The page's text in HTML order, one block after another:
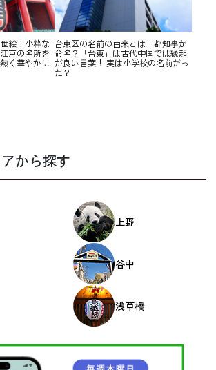
絵！小粋な
戸の名所を
く華やかに
台東区の名前の由来とは｜都知事が
命名？「台東」は古代中国では縁起
が良い言葉！ 実は小学校の名前だっ
た？
から探す
上野
谷中
浅草橋